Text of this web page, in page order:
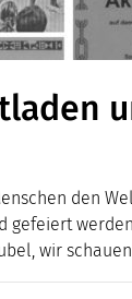
den
gefeiert
wir